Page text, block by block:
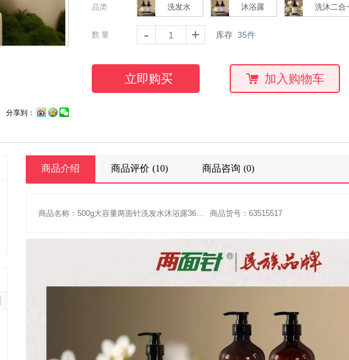
品类 洗发水 沐浴露 洗沐二合
数量 - + 库存 35件
立即购买 加入购物车
分享到：
商品介绍 商品评价 (10) 商品咨询 (0)
商品货号：63515517